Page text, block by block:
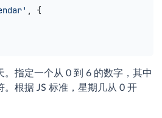
, {
。指定一个从 0 到 6 的数字，其中
根据 JS 标准，星期几从 0 开